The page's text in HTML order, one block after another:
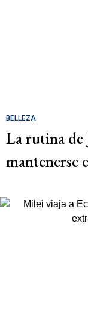
BELLEZA
La rutina
mantenerse